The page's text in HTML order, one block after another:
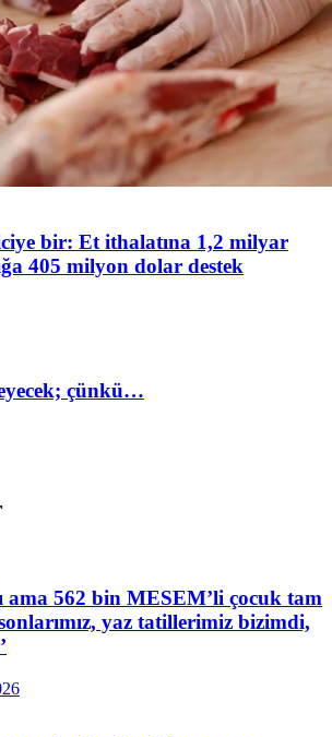
bir: Et ithalatına 1,2 milyar
405 milyon dolar destek
çünkü…
ama 562 bin MESEM’li çocuk tam
yaz tatillerimiz bizimdi,